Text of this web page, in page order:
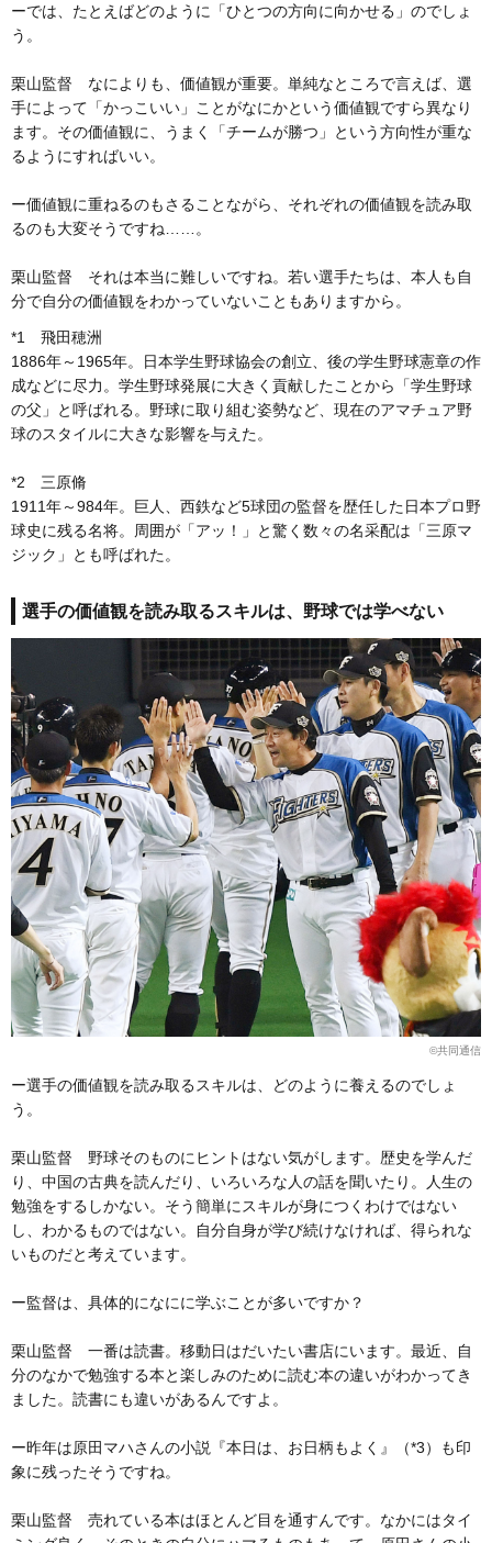
ーでは、たとえばどのように「ひとつの方向に向かせる」のでしょ
う。
栗山監督 なによりも、価値観が重要。単純なところで言えば、選
手によって「かっこいい」ことがなにかという価値観ですら異なり
ます。その価値観に、うまく「チームが勝つ」という方向性が重な
るようにすればいい。
ー価値観に重ねるのもさることながら、それぞれの価値観を読み取
るのも大変そうですね……。
栗山監督 それは本当に難しいですね。若い選手たちは、本人も自
分で自分の価値観をわかっていないこともありますから。
*1 飛田穂洲
1886年～1965年。日本学生野球協会の創立、後の学生野球憲章の作
成などに尽力。学生野球発展に大きく貢献したことから「学生野球
の父」と呼ばれる。野球に取り組む姿勢など、現在のアマチュア野
球のスタイルに大きな影響を与えた。
*2 三原脩
1911年～984年。巨人、西鉄など5球団の監督を歴任した日本プロ野
球史に残る名将。周囲が「アッ！」と驚く数々の名采配は「三原マ
ジック」とも呼ばれた。
選手の価値観を読み取るスキルは、野球では学べない
©︎共同通信
ー選手の価値観を読み取るスキルは、どのように養えるのでしょ
う。
栗山監督 野球そのものにヒントはない気がします。歴史を学んだ
り、中国の古典を読んだり、いろいろな人の話を聞いたり。人生の
勉強をするしかない。そう簡単にスキルが身につくわけではない
し、わかるものではない。自分自身が学び続けなければ、得られな
いものだと考えています。
ー監督は、具体的になにに学ぶことが多いですか？
栗山監督 一番は読書。移動日はだいたい書店にいます。最近、自
分のなかで勉強する本と楽しみのために読む本の違いがわかってき
ました。読書にも違いがあるんですよ。
ー昨年は原田マハさんの小説『本日は、お日柄もよく』（*3）も印
象に残ったそうですね。
栗山監督 売れている本はほとんど目を通すんです。なかにはタイ